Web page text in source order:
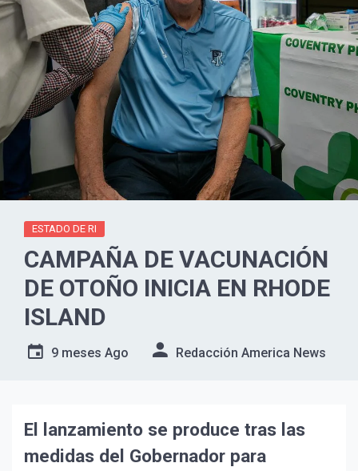
ESTADO DE RI
CAMPAÑA DE VACUNACIÓN
DE OTOÑO INICIA EN RHODE
ISLAND
9 meses Ago Redacción America News
El lanzamiento se produce tras las
medidas del Gobernador para